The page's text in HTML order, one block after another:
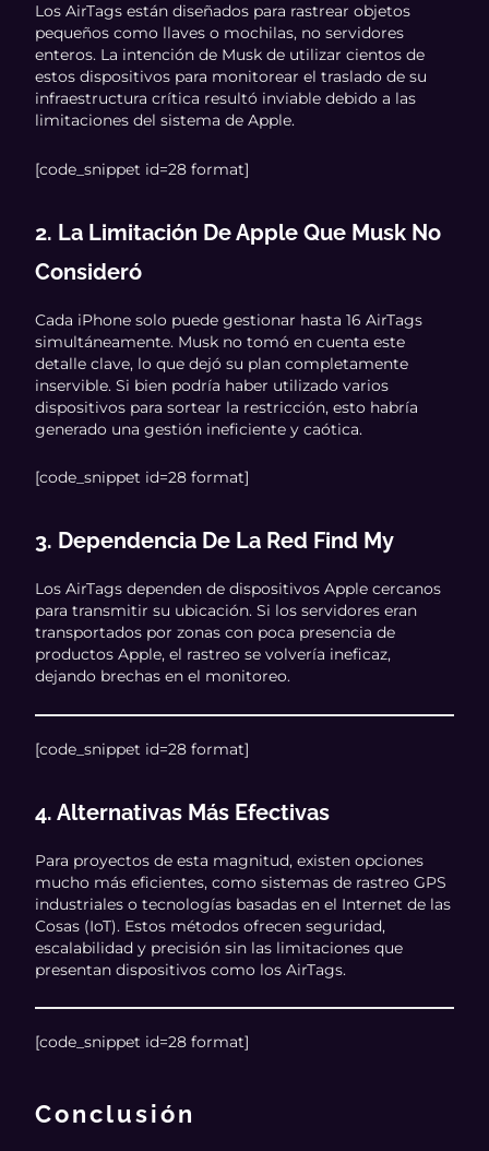
Los AirTags están diseñados para rastrear objetos
pequeños como llaves o mochilas, no servidores
enteros. La intención de Musk de utilizar cientos de
estos dispositivos para monitorear el traslado de su
infraestructura crítica resultó inviable debido a las
limitaciones del sistema de Apple.
[code_snippet id=28 format]
2. La Limitación De Apple Que Musk No
Consideró
Cada iPhone solo puede gestionar hasta 16 AirTags
simultáneamente. Musk no tomó en cuenta este
detalle clave, lo que dejó su plan completamente
inservible. Si bien podría haber utilizado varios
dispositivos para sortear la restricción, esto habría
generado una gestión ineficiente y caótica.
[code_snippet id=28 format]
3. Dependencia De La Red Find My
Los AirTags dependen de dispositivos Apple cercanos
para transmitir su ubicación. Si los servidores eran
transportados por zonas con poca presencia de
productos Apple, el rastreo se volvería ineficaz,
dejando brechas en el monitoreo.
[code_snippet id=28 format]
4. Alternativas Más Efectivas
Para proyectos de esta magnitud, existen opciones
mucho más eficientes, como sistemas de rastreo GPS
industriales o tecnologías basadas en el Internet de las
Cosas (IoT). Estos métodos ofrecen seguridad,
escalabilidad y precisión sin las limitaciones que
presentan dispositivos como los AirTags.
[code_snippet id=28 format]
Conclusión